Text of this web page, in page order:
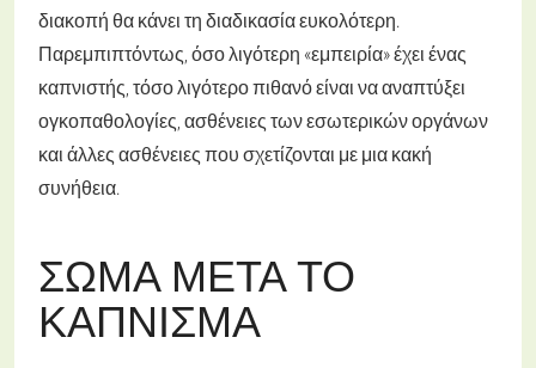
διακοπή θα κάνει τη διαδικασία ευκολότερη.
Παρεμπιπτόντως, όσο λιγότερη «εμπειρία» έχει ένας
καπνιστής, τόσο λιγότερο πιθανό είναι να αναπτύξει
ογκοπαθολογίες, ασθένειες των εσωτερικών οργάνων
και άλλες ασθένειες που σχετίζονται με μια κακή
συνήθεια.
ΣΏΜΑ ΜΕΤΆ ΤΟ
ΚΆΠΝΙΣΜΑ